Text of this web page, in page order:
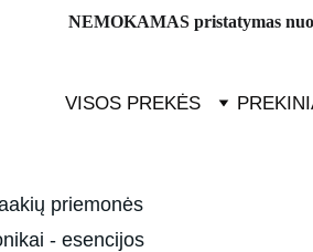
NEMOKAMAS pristatymas
VISOS PREKĖS
- esencijos
priemonės